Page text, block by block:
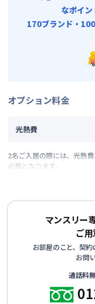
なポイ
170ブランド・
オプション料金
光熱費
2名ご入居の際には、光熱
必要となります。
マンスリー
ご
お部屋のこと、契
お問
通話料